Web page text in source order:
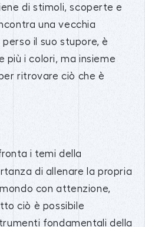
di stimoli, scoperte e
una vecchia
il suo stupore, è
più i colori, ma insieme
ritrovare ciò che è
i temi della
di allenare la propria
con attenzione,
ciò è possibile
fondamentali della